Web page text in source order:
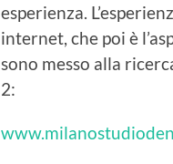
esperienza.
internet, che poi è
sono messo alla
2: